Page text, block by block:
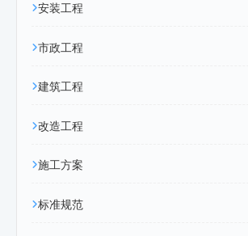
安装工程
市政工程
建筑工程
改造工程
施工方案
标准规范